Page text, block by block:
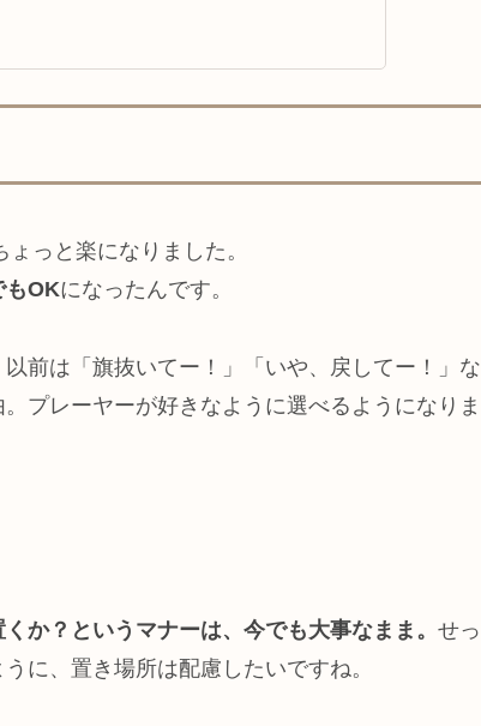
っと楽になりました。
もOKになったんです。
前は「旗抜いてー！」「いや、戻してー！」な
プレーヤーが好きなように選べるようになりま
か？というマナーは、今でも大事なまま。 せっ
に、置き場所は配慮したいですね。